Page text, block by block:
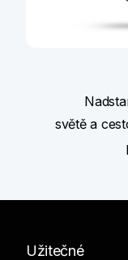
světě a
Užitečné